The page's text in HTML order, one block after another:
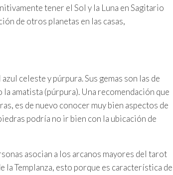
tener el Sol y la Luna en Sagitario
de otros planetas en las casas,
celeste y púrpura. Sus gemas son las de
amatista (púrpura). Una recomendación que
es de nuevo conocer muy bien aspectos de
podría no ir bien con la ubicación de
asocian a los arcanos mayores del tarot
Templanza, esto porque es característica de